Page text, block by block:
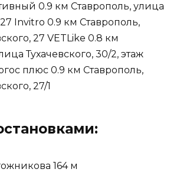
0.9 км Ставрополь, улица
27 Invitro 0.9 км Ставрополь,
27 VETLike 0.8 км
Тухачевского, 30/2, этаж
плюс 0.9 км Ставрополь,
27/1
164 м